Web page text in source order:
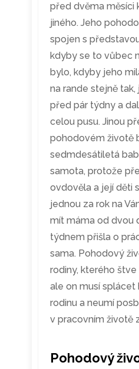
před dvěma měsíci
jiného. Jeho
spojen s
kdyby se to vůbec
bylo, kdyby jeho
na rande stejně
před pár týdny a
celou pusu. Jinou
pohodovém životě
sedmdesátiletá
samota, protože
ovdověla a její děti
jednou za rok na
mít máma od dvou
týdnem přišla o
sama. Pohodový
rodiny, kterého
ale on musí splácet
rodinu a neumí
v pracovním životě
Pohodový